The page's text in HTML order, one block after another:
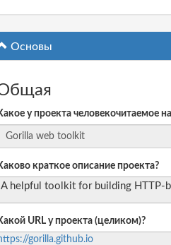
Основы
у проекта человекочитаемое
краткое описание проекта?
A helpful toolkit for building HTTP-
URL у проекта (целиком)?
gorilla.github.io